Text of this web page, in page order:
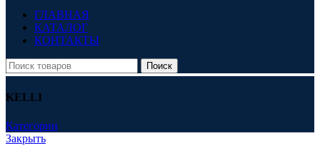
ГЛАВНАЯ
КАТАЛОГ
КОНТАКТЫ
Поиск
KELLI
Категории
Закрыть